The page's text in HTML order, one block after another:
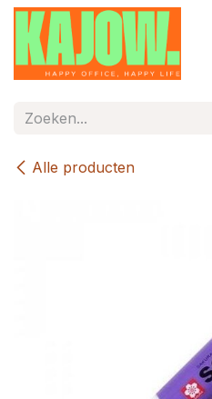
Overslaan naar inhoud
Alle producten